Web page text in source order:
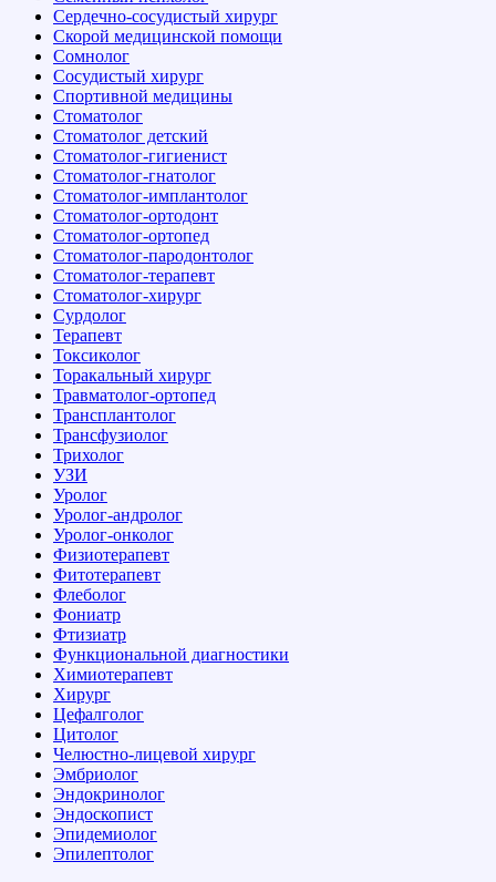
Сердечно-сосудистый хирург
Скорой медицинской помощи
Сомнолог
Сосудистый хирург
Спортивной медицины
Стоматолог
Стоматолог детский
Стоматолог-гигиенист
Стоматолог-гнатолог
Стоматолог-имплантолог
Стоматолог-ортодонт
Стоматолог-ортопед
Стоматолог-пародонтолог
Стоматолог-терапевт
Стоматолог-хирург
Сурдолог
Терапевт
Токсиколог
Торакальный хирург
Травматолог-ортопед
Трансплантолог
Трансфузиолог
Трихолог
УЗИ
Уролог
Уролог-андролог
Уролог-онколог
Физиотерапевт
Фитотерапевт
Флеболог
Фониатр
Фтизиатр
Функциональной диагностики
Химиотерапевт
Хирург
Цефалголог
Цитолог
Челюстно-лицевой хирург
Эмбриолог
Эндокринолог
Эндоскопист
Эпидемиолог
Эпилептолог